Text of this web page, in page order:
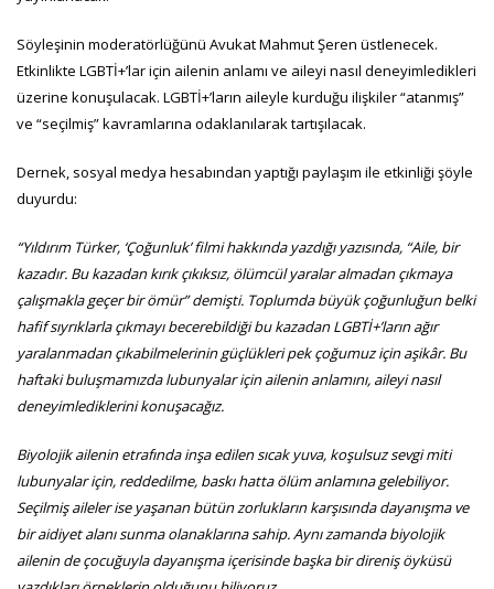
Söyleşinin moderatörlüğünü Avukat Mahmut Şeren üstlenecek.
Etkinlikte LGBTİ+’lar için ailenin anlamı ve aileyi nasıl deneyimledikleri
üzerine konuşulacak. LGBTİ+’ların aileyle kurduğu ilişkiler “atanmış”
ve “seçilmiş” kavramlarına odaklanılarak tartışılacak.
Dernek, sosyal medya hesabından yaptığı paylaşım ile etkinliği şöyle
duyurdu:
“Yıldırım Türker, ‘Çoğunluk’ filmi hakkında yazdığı yazısında, “Aile, bir
kazadır. Bu kazadan kırık çıkıksız, ölümcül yaralar almadan çıkmaya
çalışmakla geçer bir ömür” demişti. Toplumda büyük çoğunluğun belki
hafif sıyrıklarla çıkmayı becerebildiği bu kazadan LGBTİ+’ların ağır
yaralanmadan çıkabilmelerinin güçlükleri pek çoğumuz için aşikâr. Bu
haftaki buluşmamızda lubunyalar için ailenin anlamını, aileyi nasıl
deneyimlediklerini konuşacağız.
Biyolojik ailenin etrafında inşa edilen sıcak yuva, koşulsuz sevgi miti
lubunyalar için, reddedilme, baskı hatta ölüm anlamına gelebiliyor.
Seçilmiş aileler ise yaşanan bütün zorlukların karşısında dayanışma ve
bir aidiyet alanı sunma olanaklarına sahip. Aynı zamanda biyolojik
ailenin de çocuğuyla dayanışma içerisinde başka bir direniş öyküsü